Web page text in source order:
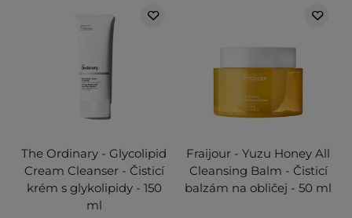
The Ordinary - Glycolipid
Cream Cleanser - Čisticí
krém s glykolipidy - 150
ml
Fraijour - Yuzu Honey All
Cleansing Balm - Čisticí
balzám na obličej - 50 ml